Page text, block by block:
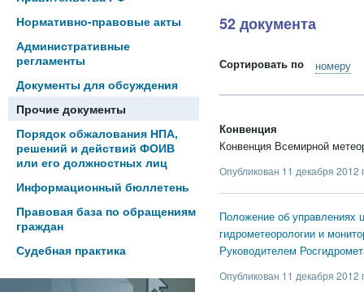
Нормативно-правовые акты
Административные
регламенты
Документы для обсуждения
Прочие документы
Порядок обжалования НПА,
решений и действий ФОИВ
или его должностных лиц
Информационный бюллетень
Правовая база по обращениям
граждан
Судебная практика
52 документа
Сортировать по номеру
Конвенция
Конвенция Всемирной
Опубликован 11 декабря 2012 г
Положение об управлениях
гидрометеорологии и
Руководителем
Опубликован 11 декабря 2012 г